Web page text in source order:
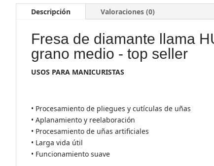
Descripción Valoraciones (0)
Fresa de diamante llama
grano medio - top seller
USOS PARA MANICURISTAS
• Procesamiento de pliegues y cutículas de uñas
• Aplanamiento y reelaboración
• Procesamiento de uñas artificiales
• Larga vida útil
• Funcionamiento suave